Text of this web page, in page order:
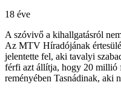
18 éve
A szóvivő a kihallgatásról
Az MTV Híradójának
jelentette fel, aki tavalyi
férfi azt állítja, hogy 20 millió
reményében Tasnádinak, aki